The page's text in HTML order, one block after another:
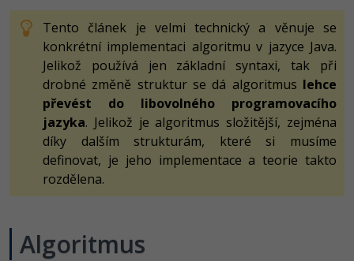
UML a návrhové vzory
React
Spring
ASP.NET MVC
Django
HTML / CSS
UML a návrhové vzory
MySQL/MariaDB
MS-SQL
SQLite
Tester
Systémový administrátor
Grafik / UX/UI návrhář
3D grafik
C++
Swift -80%
Kotlin -80%
C -80%
VB.NET
SQL
Tento článek je velmi technický a věnuje se
konkrétní implementaci algoritmu v jazyce Java.
Jelikož používá jen základní syntaxi, tak při
drobné změně struktur se dá algoritmus lehce
převést do libovolného programovacího
jazyka. Jelikož je algoritmus složitější, zejména
díky dalším strukturám, které si musíme
definovat, je jeho implementace a teorie takto
rozdělena.
Algoritmus